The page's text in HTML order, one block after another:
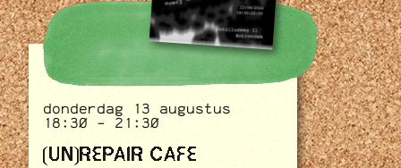
donderdag 13 augustus
18:30 - 21:30
(UN)REPAIR CAFE